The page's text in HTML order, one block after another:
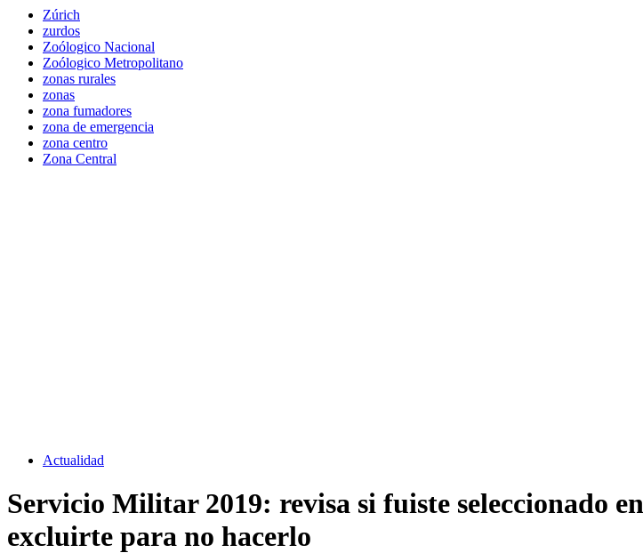
Zúrich
zurdos
Zoólogico Nacional
Zoólogico Metropolitano
zonas rurales
zonas
zona fumadores
zona de emergencia
zona centro
Zona Central
Actualidad
Servicio Militar 2019: revisa si fuiste seleccionado
excluirte para no hacerlo